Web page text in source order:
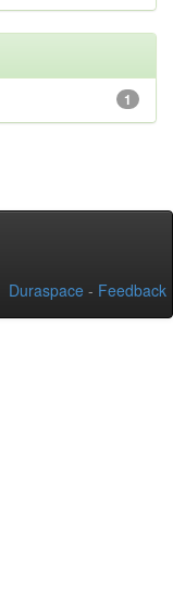
1
Duraspace - Feedback